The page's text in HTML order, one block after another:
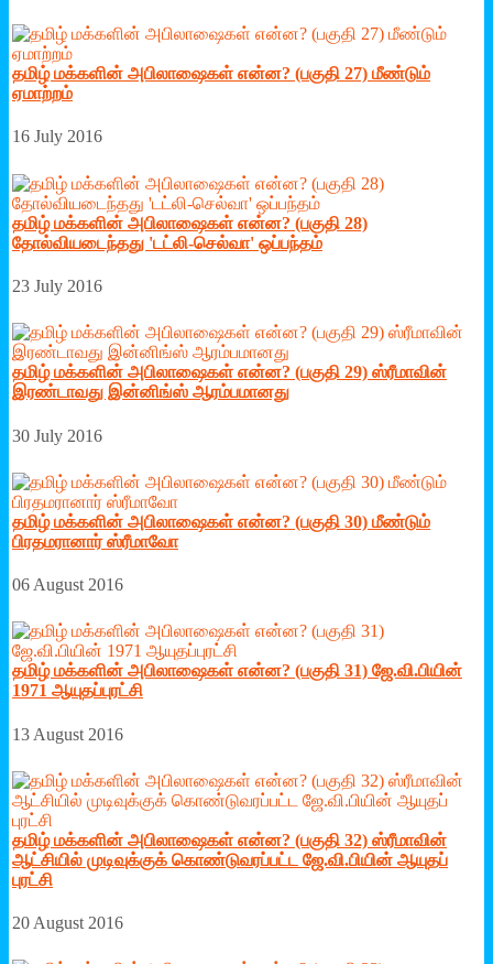
தமிழ் மக்களின் அபிலாஷைகள் என்ன? (பகுதி 27) மீண்டும்
ஏமாற்றம்
16 July 2016
தமிழ் மக்களின் அபிலாஷைகள் என்ன? (பகுதி 28)
தோல்வியடைந்தது 'டட்லி-செல்வா' ஒப்பந்தம்
23 July 2016
தமிழ் மக்களின் அபிலாஷைகள் என்ன? (பகுதி 29) ஸ்ரீமாவின்
இரண்டாவது இன்னிங்ஸ் ஆரம்பமானது
30 July 2016
தமிழ் மக்களின் அபிலாஷைகள் என்ன? (பகுதி 30) மீண்டும்
பிரதமரானார் ஸ்ரீமாவோ
06 August 2016
தமிழ் மக்களின் அபிலாஷைகள் என்ன? (பகுதி 31) ஜே.வி.பியின்
1971 ஆயுதப்புரட்சி
13 August 2016
தமிழ் மக்களின் அபிலாஷைகள் என்ன? (பகுதி 32) ஸ்ரீமாவின்
ஆட்சியில் முடிவுக்குக் கொண்டுவரப்பட்ட ஜே.வி.பியின் ஆயுதப்
புரட்சி
20 August 2016